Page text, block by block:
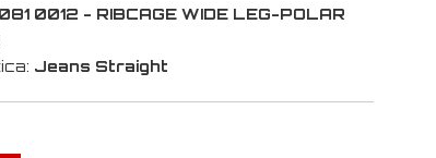
0012 - RIBCAGE WIDE LEG-POLAR
Jeans Straight